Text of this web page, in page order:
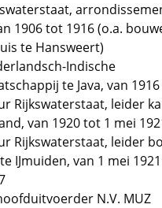
1906 tot 1916 (o.a.
te Hansweert)
Indische
te Java, van
Rijkswaterstaat, leider
van 1920 tot 1 mei
Rijkswaterstaat, leider
IJmuiden, van 1 mei
N.V. MUZ